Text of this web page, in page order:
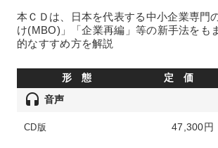
本ＣＤは、日本を代表する中小企業専門
け(MBO)」「企業再編」等の新手法をも
的なすすめ方を解説
形 態 定 価
headset 音声
CD版 47,300円